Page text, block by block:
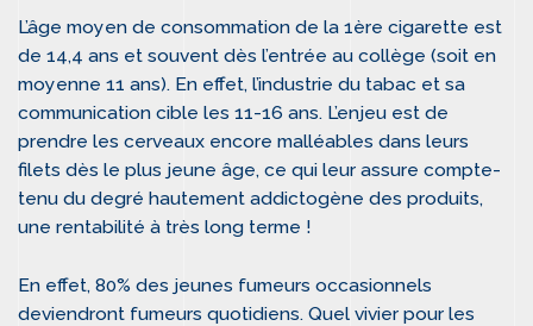
L’âge moyen de consommation de la 1ère cigarette est
de 14,4 ans et souvent dès l’entrée au collège (soit en
moyenne 11 ans). En effet, l’industrie du tabac et sa
communication cible les 11-16 ans. L’enjeu est de
prendre les cerveaux encore malléables dans leurs
filets dès le plus jeune âge, ce qui leur assure compte-
tenu du degré hautement addictogène des produits,
une rentabilité à très long terme !
En effet, 80% des jeunes fumeurs occasionnels
deviendront fumeurs quotidiens. Quel vivier pour les